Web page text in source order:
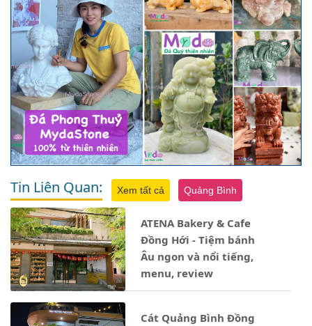
Tin Liên Quan: Xem tất cả Quảng Bình
ATENA Bakery & Cafe
Đồng Hới - Tiệm bánh
Âu ngon và nổi tiếng,
menu, review
Cát Quảng Bình Đồng